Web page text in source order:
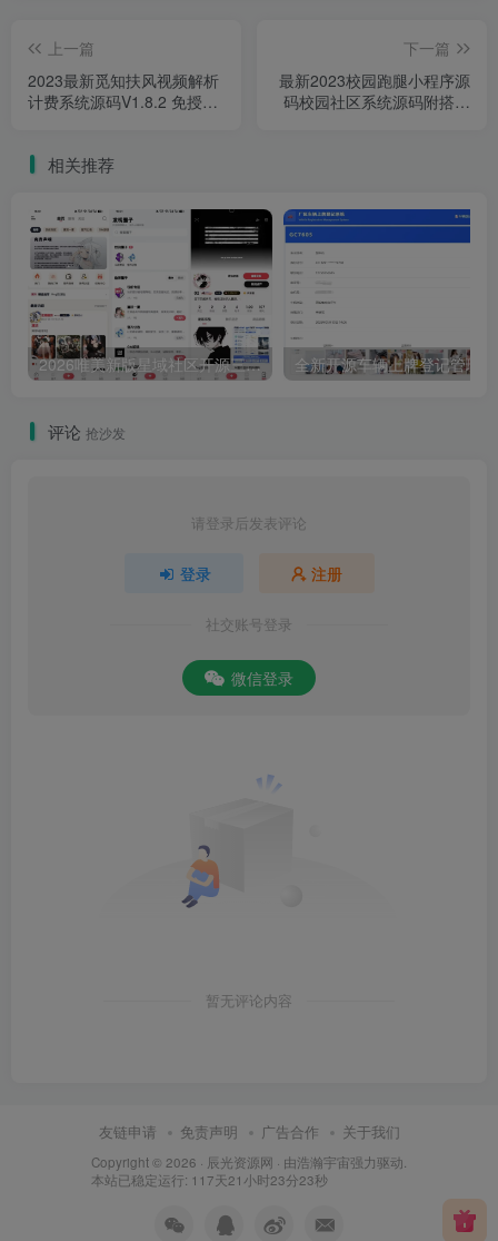
上一篇
2023最新觅知扶风视频解析
计费系统源码V1.8.2 免授权
下一篇
最新2023校园跑腿小程序源
码校园社区系统源码附搭建
相关推荐
2026唯美新版星域社区开源三端APP源码
评论 抢沙发
请登录后发表评论
登录 注册
社交账号登录
微信登录
暂无评论内容
友链申请 免责声明 广告合作 关于我们
Copyright © 2026 · 辰光资源网 · 由浩瀚宇宙强力驱动.
本站已稳定运行: 117天21小时23分23秒